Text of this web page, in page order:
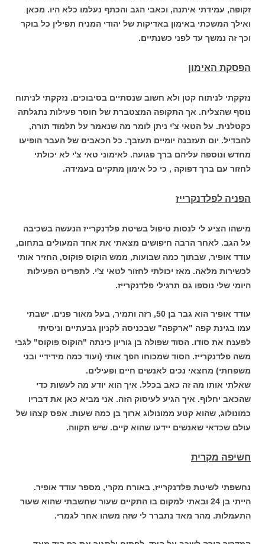
זקופה, עמידתי איתנה, וכאבי הגב והכתף נעלמו כלא היו. מכאן
ואילך המשכתי באימון באדיקות של יהודי המניח תפילין כל בוקר
וכך זה נמשך עד לפני כשנתיים.
הפסקת האימון
נזקקתי לניתוח קטן ולא חשוב שנסתיים בסיבוכים. נזקקתי לניתוח
נוסף שהצליח. אך התקופה המצטברת של חוסר פעילות נתגלתה
כקטלנית. על הטאי צ'י ניתן לומר מה שנאמר על תלמוד תורה,
להבדיל. יום תעזבנה יומיים תעזבך. כל הכאבים של העבר הופיעו
מחדש ונוספה עליהם ברך פגועה. לאימוני טאי צ'י לא יכולתי
לחזור עם ברך דפוקה , כי כל אימון מתקיים בעמידה.
הפניה לפלדנקרייז
מישהו הציע לי לנסות טיפול בשיטת פלדנקרייז הנעשה בשכיבה
על הגב. לאחר הרבה חיפושים מצאתי את אחד המעולים בתחום,
עודד אופיר, שבתוך כמה שבועות, ממש הוקוס פוקוס, החזיר אותי
לכשירות מלאה. מאז יכולתי לחזור לטאי צ'י. לתפריט הפעילות
היומי שלי נוספו גם תרגילי פלדנקרייז.
עודד אופיר הוא גבר בן 50, רזה ותמיר, בעל מאור פנים. ישבתי
עמו בגינת קפה "ארקפה" שבכניסה לקניון גבעתיים וניסיתי
לפענח את סודו. הסוד שפולה בן גוריון כינתה "הוקוס פוקוס" לגבי
משה פלדנקרייז. הסוד שמכוחו הפך אותי (ועוד כמה מידידיי ובני
משפחתי) מחצאי נכים לאנשים חיים ופעילים.
שאלתי אותו מה זה כאב בכלל. איך הוא יודע מה לעשות כדי
שהכאב יחלוף. איך הגיע לעיסוק הזה. אני מביא כאן את דבריו
כמונולוג, שהוא קטע ממונולוג ארוך בן כמה שעות. אפס קצהו של
עולם שכדאי שאנשים יידעו שהוא קיים. שיש תקווה.
חשיפה מקרית
נחשפתי לשיטת פלדנקרייז, באורח מקרי, מספר עודד אופיר.
הייתי בן 24 ובאתי למקום בו התקיים שעור שחשבתי שהוא שעור
התעמלות. מהר מאד נתברר לי שזה משהו אחר לגמרי.